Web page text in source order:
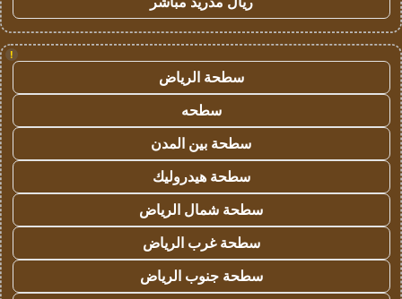
!
سطحة الرياض
سطحه
سطحة بين المدن
سطحة هيدروليك
سطحة شمال الرياض
سطحة غرب الرياض
سطحة جنوب الرياض